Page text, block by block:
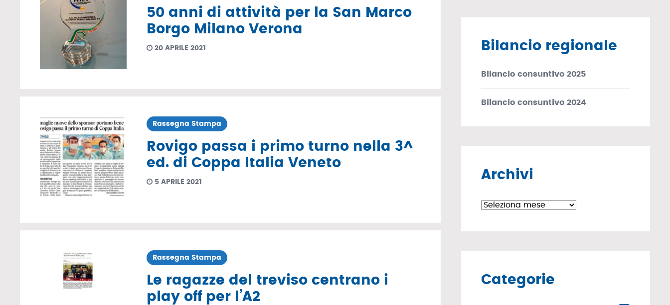
50 anni di attività per la San Marco
Borgo Milano Verona
20 APRILE 2021
Rassegna Stampa
Rovigo passa i primo turno nella 3^
ed. di Coppa Italia Veneto
5 APRILE 2021
Rassegna Stampa
Le ragazze del treviso centrano i
play off per l’A2
Bilancio regionale
Bilancio consuntivo 2025
Bilancio consuntivo 2024
Archivi
Archivi
Categorie